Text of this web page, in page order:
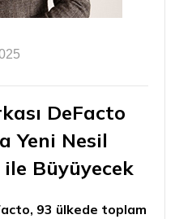
DeFacto
Yeni Nesil
Büyüyecek
93 ülkede toplam